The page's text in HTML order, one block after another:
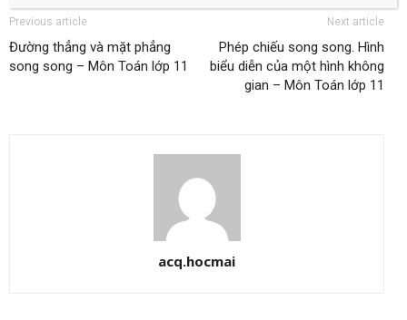
Previous article
Đường thẳng và mặt phẳng
song song – Môn Toán lớp 11
Next article
Phép chiếu song song. Hình
biểu diễn của một hình không
gian – Môn Toán lớp 11
acq.hocmai